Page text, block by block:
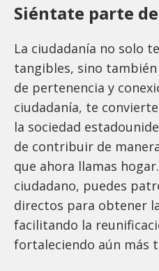
Siéntate parte
La ciudadanía no solo
tangibles, sino
de pertenencia y
ciudadanía, te
la sociedad
de contribuir de
que ahora llamas
ciudadano, puedes
directos para obtener
facilitando la
fortaleciendo aún más